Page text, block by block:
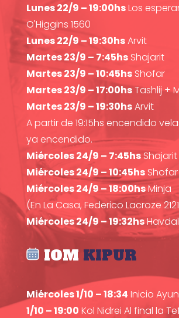
Lunes 22/9 – 19:00hsLos
O'Higgins 1560
Lunes 22/9 – 19:30hsArvit
Martes 23/9 – 7:45hsShajarit
Martes 23/9 – 10:45hsShofar
Martes 23/9 – 17:00hsTashlij +
Martes 23/9 – 19:30hsArvit
A partir de 19:15hs encendido
ya encendido.
Miércoles 24/9 – 7:45hsShajarit
Miércoles 24/9 – 10:45hsShofar
Miércoles 24/9 – 18:00hsMinja
(En La Casa, Federico Lacroze
Miércoles 24/9 – 19:32hs
IOM KIPUR
Miércoles 1/10 – 18:34 Inicio
1/10 – 19:00 Kol Nidrei Al final la